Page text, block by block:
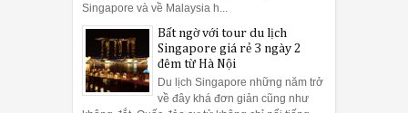
Singapore và về Malaysia h...
Bất ngờ với tour du lịch
Singapore giá rẻ 3 ngày 2
đêm từ Hà Nội
Du lịch Singapore những năm trở
về đây khá đơn giản cũng như